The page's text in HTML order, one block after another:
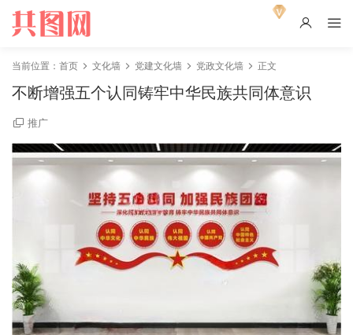
当前位置： 首页 文化墙 党建文化墙 党政文化墙 正文
不断增强五个认同铸牢中华民族共同体意识
推广